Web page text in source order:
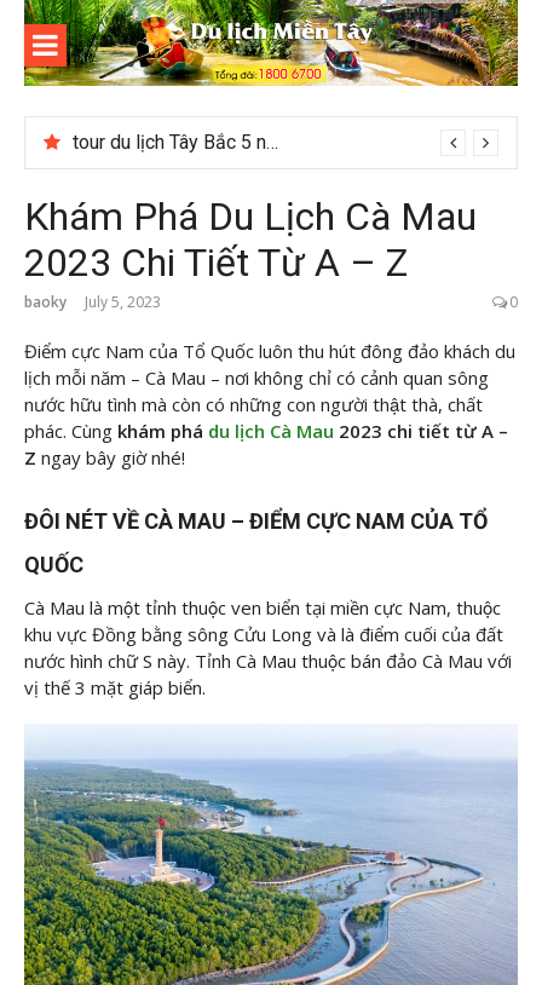
Skip
content
Du lịch
Miền Tây
Checklist quán cà phê đẹp dịp 2/9 ở Đà Lạt nên ghé
Khám Phá Du Lịch Cà Mau
2023 Chi Tiết Từ A – Z
baoky July 5, 2023 0
Điểm cực Nam của Tổ Quốc luôn thu hút đông đảo khách du
lịch mỗi năm – Cà Mau – nơi không chỉ có cảnh quan sông
nước hữu tình mà còn có những con người thật thà, chất
phác. Cùng khám phá du lịch Cà Mau 2023 chi tiết từ A –
Z ngay bây giờ nhé!
ĐÔI NÉT VỀ CÀ MAU – ĐIỂM CỰC NAM CỦA TỔ
QUỐC
Cà Mau là một tỉnh thuộc ven biển tại miền cực Nam, thuộc
khu vực Đồng bằng sông Cửu Long và là điểm cuối của đất
nước hình chữ S này. Tỉnh Cà Mau thuộc bán đảo Cà Mau với
vị thế 3 mặt giáp biển.